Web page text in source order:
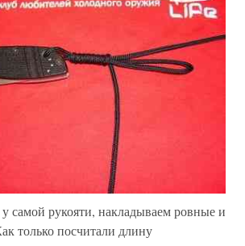
самой рукояти, накладываем ровные и
только посчитали длину